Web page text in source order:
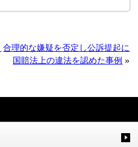
合理的な嫌疑を否定し公訴提起に
国賠法上の違法を認めた事例 »